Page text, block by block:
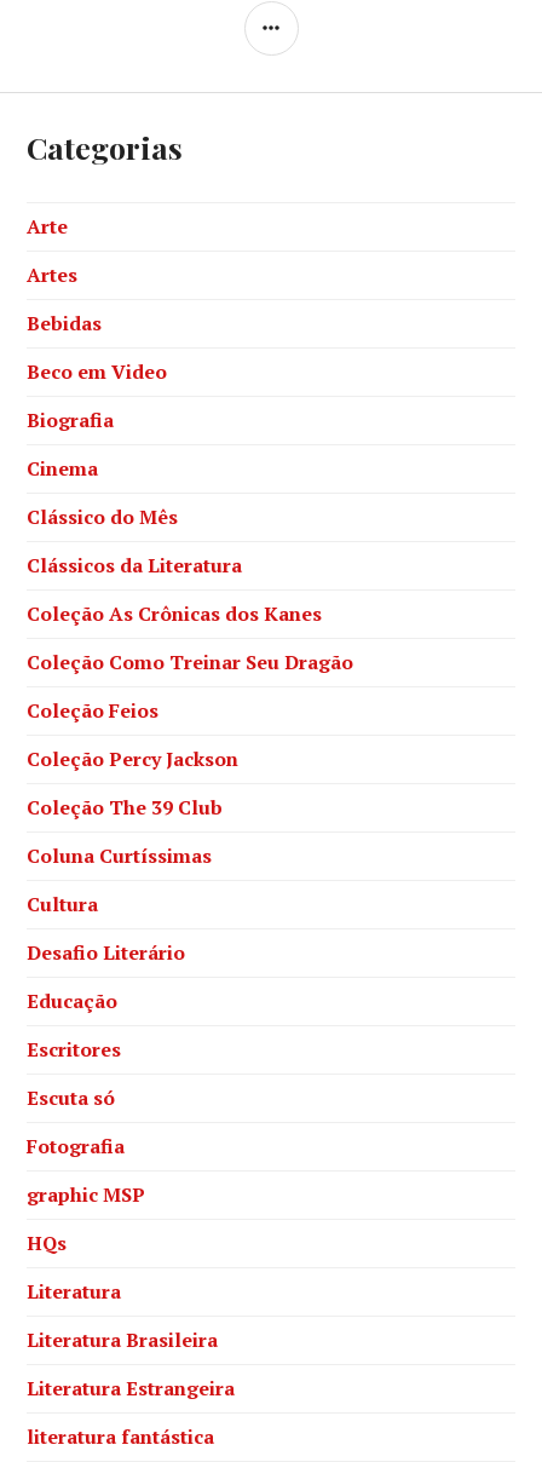
SIDEBAR
Categorias
Arte
Artes
Bebidas
Beco em Video
Biografia
Cinema
Clássico do Mês
Clássicos da Literatura
Coleção As Crônicas dos Kanes
Coleção Como Treinar Seu Dragão
Coleção Feios
Coleção Percy Jackson
Coleção The 39 Club
Coluna Curtíssimas
Cultura
Desafio Literário
Educação
Escritores
Escuta só
Fotografia
graphic MSP
HQs
Literatura
Literatura Brasileira
Literatura Estrangeira
literatura fantástica